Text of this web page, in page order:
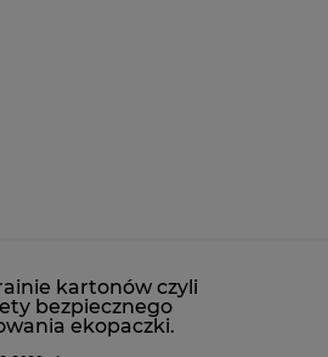
kartonów czyli
bezpiecznego
ekopaczki.